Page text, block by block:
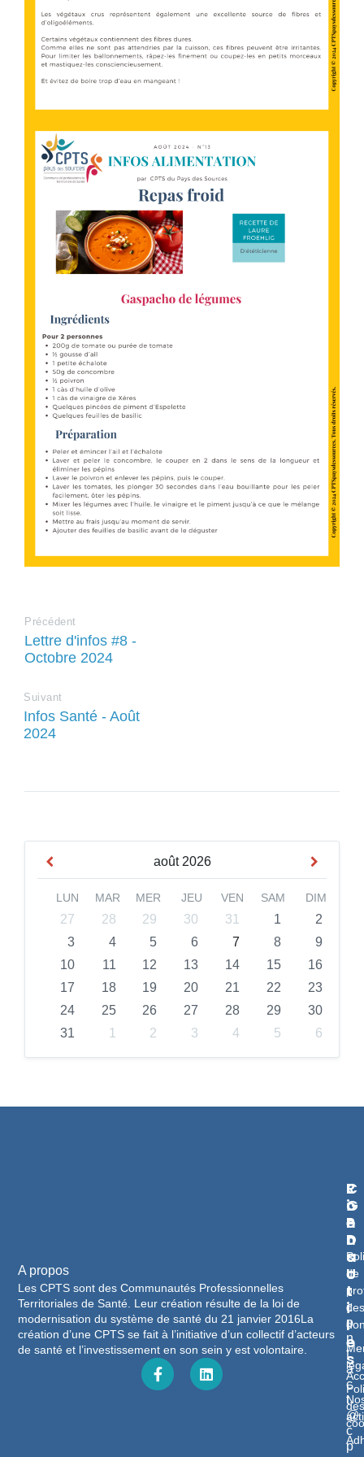
Précédent
Lettre d'infos #8 -
Octobre 2024
Suivant
Infos Santé - Août
2024
août 2026
LUN MAR MER JEU VEN SAM DIM
27 28 29 30 31 1
2
3
4 5 6 7 8
9
10
11 12 13 14 15
16
17
18 19 20 21 22
23
24
25 26 27 28 29
30
31
1 2 3 4 5 6
A propos
Les CPTS sont des Communautés Professionnelles
Territoriales de Santé. Leur création résulte de la loi de
modernisation du système de santé du 21 janvier 2016La
création d’une CPTS se fait à l’initiative d’un collectif d’acteurs
de santé et l’investissement en son sein y est volontaire.
L
I
E
N
S
U
T
I
L
E
S
R
G
P
D
de
des
des
C
O
N
T
A
C
T
c
o
n
t
a
c
t
@
c
p